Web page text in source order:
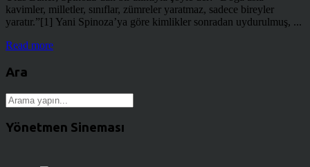
kavimler, milletler, sınıflar, zümreler yaratmaz, sadece bireyler
yaratır.”[1] Yani Spinoza’ya göre kimlikler sonradan uydurulmuş, ...
Read more
Ara
Yönetmen Sineması